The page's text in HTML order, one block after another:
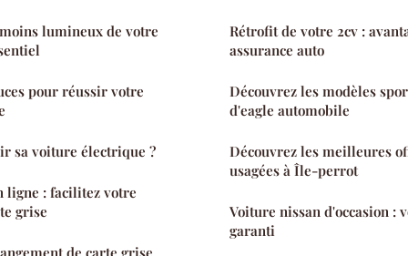
lumineux de votre
pour réussir votre
sa voiture électrique ?
: facilitez votre
grise
de carte grise
Rétrofit de votre 2cv :
assurance auto
Découvrez les modèles
d'eagle automobile
Découvrez les meilleures
usagées à Île-perrot
Voiture nissan d'occasion :
garanti